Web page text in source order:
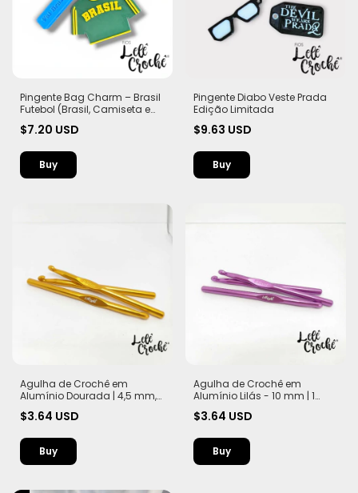
Pingente Bag Charm – Brasil
Futebol (Brasil, Camiseta e
$7.20 USD
Pingente Diabo Veste Prada
Edição Limitada
$9.63 USD
Agulha de Crochê em
Alumínio Dourada | 4,5 mm,
$3.64 USD
Buy
Agulha de Crochê em
Alumínio Lilás - 10 mm | 1
$3.64 USD